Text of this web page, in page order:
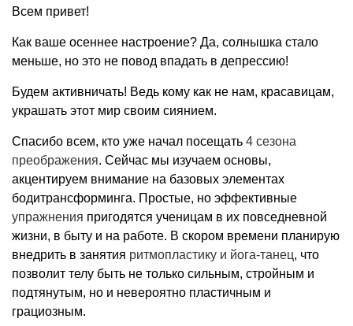
Всем привет!
Как ваше осеннее настроение? Да, солнышка стало
меньше, но это не повод впадать в депрессию!
Будем активничать! Ведь кому как не нам, красавицам,
украшать этот мир своим сиянием.
Спасибо всем, кто уже начал посещать 4 сезона
преображения. Сейчас мы изучаем основы,
акцентируем внимание на базовых элементах
бодитрансформинга. Простые, но эффективные
упражнения пригодятся ученицам в их повседневной
жизни, в быту и на работе. В скором времени планирую
внедрить в занятия ритмопластику и йога-танец, что
позволит телу быть не только сильным, стройным и
подтянутым, но и невероятно пластичным и
грациозным.